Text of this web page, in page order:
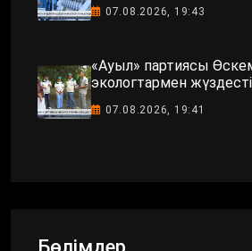
07.08.2026, 19:43
«Ауыл» партиясы
экологтармен жүздесті
07.08.2026, 19:41